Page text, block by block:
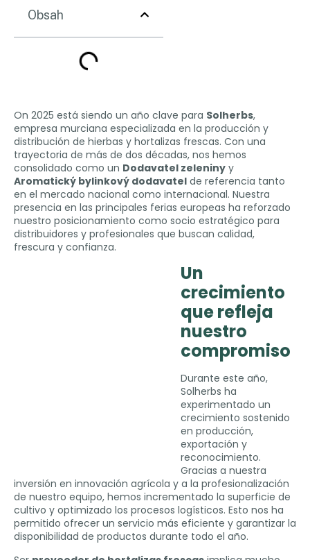
Obsah
On 2025 está siendo un año clave para Solherbs,
empresa murciana especializada en la producción y
distribución de hierbas y hortalizas frescas. Con una
trayectoria de más de dos décadas, nos hemos
consolidado como un Dodavatel zeleniny y
Aromatický bylinkový dodavatel de referencia tanto
en el mercado nacional como internacional. Nuestra
presencia en las principales ferias europeas ha reforzado
nuestro posicionamiento como socio estratégico para
distribuidores y profesionales que buscan calidad,
frescura y confianza.
Un
crecimiento
que refleja
nuestro
compromiso
Durante este año,
Solherbs ha
experimentado un
crecimiento sostenido
en producción,
exportación y
reconocimiento.
Gracias a nuestra
inversión en innovación agrícola y a la profesionalización
de nuestro equipo, hemos incrementado la superficie de
cultivo y optimizado los procesos logísticos. Esto nos ha
permitido ofrecer un servicio más eficiente y garantizar la
disponibilidad de productos durante todo el año.